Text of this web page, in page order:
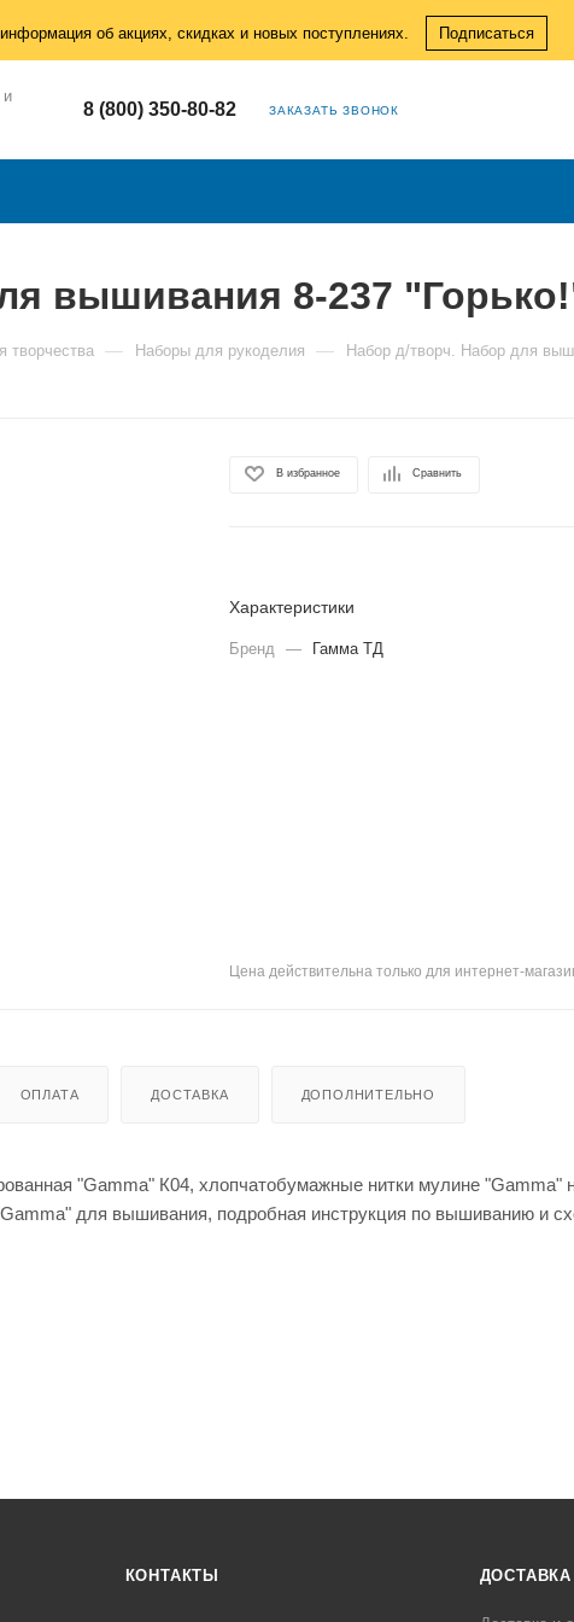
об акциях, скидках и новых поступлениях. Подписаться
и
8 (800) 350-80-82 ЗАКАЗАТЬ ЗВОНОК
вышивания 8-237
творчества — Наборы для рукоделия — Набор д/творч. Набор для
В избранное Сравнить
Характеристики
Бренд — Гамма ТД
Цена действительна только для интернет-
ОПЛАТА ДОСТАВКА ДОПОЛНИТЕЛЬНО
"Gamma" К04, хлопчатобумажные нитки мулине "Gamma"
для вышивания, подробная инструкция по вышиванию и
КОНТАКТЫ